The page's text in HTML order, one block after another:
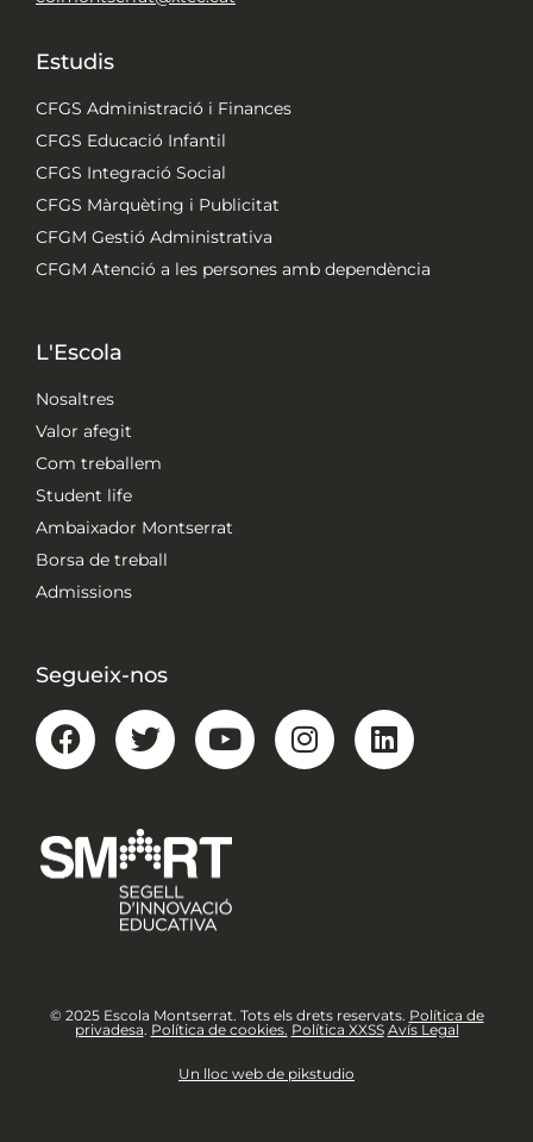
Estudis
CFGS Administració i Finances
CFGS Educació Infantil
CFGS Integració Social
CFGS Màrquèting i Publicitat
CFGM Gestió Administrativa
CFGM Atenció a les persones amb dependència
L'Escola
Nosaltres
Valor afegit
Com treballem
Student life
Ambaixador Montserrat
Borsa de treball
Admissions
Segueix-nos
© 2025 Escola Montserrat. Tots els drets reservats. Política de
privadesa. Política de cookies. Política XXSS Avís Legal
Un lloc web de pikstudio